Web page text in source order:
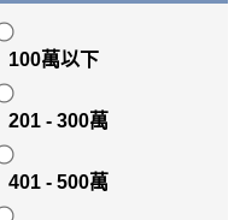
100萬以下
201 - 300萬
401 - 500萬